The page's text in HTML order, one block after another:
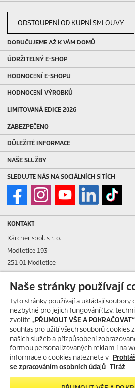
ODSTOUPENÍ OD KUPNÍ SMLOUVY
DORUČUJEME AŽ K VÁM DOMŮ
ÚDRŽITELNÝ E-SHOP
HODNOCENÍ E-SHOPU
HODNOCENÍ VÝROBKŮ
LIMITOVANÁ EDICE 2026
ZABEZPEČENO
DŮLEŽITÉ INFORMACE
NAŠE SLUŽBY
SLEDUJTE NÁS NA SOCIÁLNÍCH SÍTÍCH
KONTAKT
Kärcher spol. s r. o.
Modletice 193
251 01 Modletice
IČO: 48535761
DIČ: CZ48535761
ID datové schránky: ic4eqpk
> Tiráž
Zákaznická linka:+420 323 555 555
E-mail:info@karcher.cz
Po-Pá: 8-17 hod.
Naše stránky používají
Tyto stránky používají a ukládají soubory
nezbytné pro jejich fungování (tzv.
zvolíte „PŘIJMOUT VŠE A POKRAČOVAT“
souhlas pro užití všech souborů cookies
našich služeb a přizpůsobení
formou personalizovaných reklam i na
informace o cookies naleznete v
se zpracováním osobních údajů Tiráž